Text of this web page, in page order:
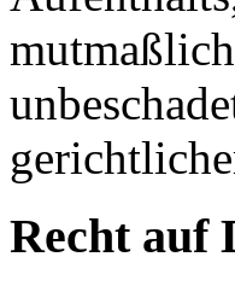
Recht auf